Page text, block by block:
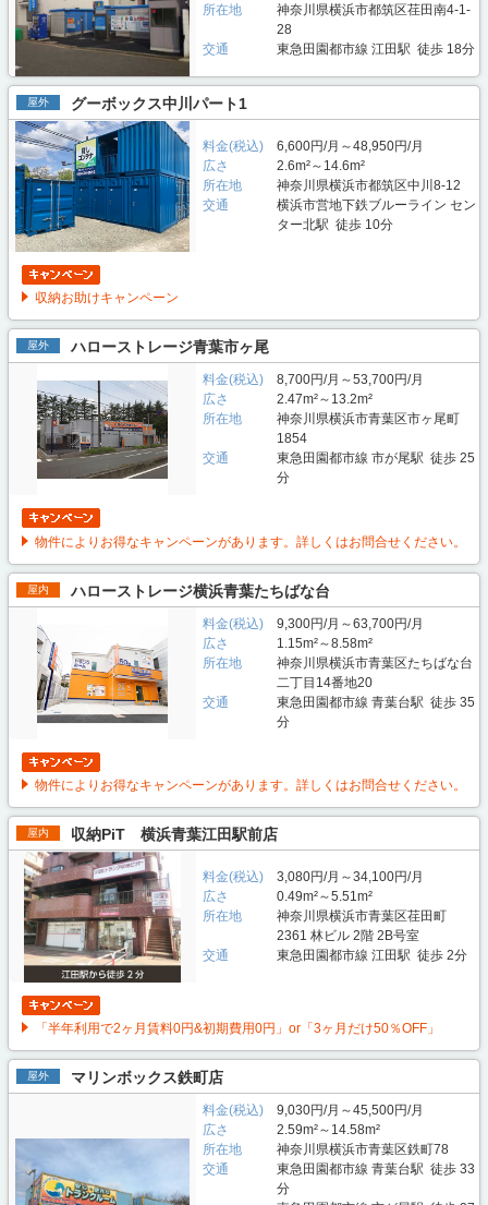
所在地
神奈川県横浜市都筑区荏田南4-1-
28
交通
東急田園都市線 江田駅 徒歩 18分
屋外 グーボックス中川パート1
料金(税込)
6,600円/月～48,950円/月
広さ
2.6m²～14.6m²
所在地
神奈川県横浜市都筑区中川8-12
交通
横浜市営地下鉄ブルーライン セン
ター北駅 徒歩 10分
収納お助けキャンペーン
屋外 ハローストレージ青葉市ヶ尾
料金(税込)
8,700円/月～53,700円/月
広さ
2.47m²～13.2m²
所在地
神奈川県横浜市青葉区市ヶ尾町
1854
交通
東急田園都市線 市が尾駅 徒歩 25
分
物件によりお得なキャンペーンがあります。詳しくはお問合せください。
屋内 ハローストレージ横浜青葉たちばな台
料金(税込)
9,300円/月～63,700円/月
広さ
1.15m²～8.58m²
所在地
神奈川県横浜市青葉区たちばな台
二丁目14番地20
交通
東急田園都市線 青葉台駅 徒歩 35
分
物件によりお得なキャンペーンがあります。詳しくはお問合せください。
屋内 収納PiT 横浜青葉江田駅前店
料金(税込)
3,080円/月～34,100円/月
広さ
0.49m²～5.51m²
所在地
神奈川県横浜市青葉区荏田町
2361 林ビル 2階 2B号室
交通
東急田園都市線 江田駅 徒歩 2分
「半年利用で2ヶ月賃料0円&初期費用0円」or「3ヶ月だけ50％OFF」
屋外 マリンボックス鉄町店
料金(税込)
9,030円/月～45,500円/月
広さ
2.59m²～14.58m²
所在地
神奈川県横浜市青葉区鉄町78
交通
東急田園都市線 青葉台駅 徒歩 33
分